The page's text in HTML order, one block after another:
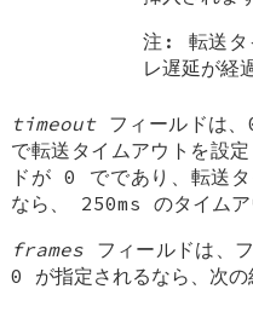
注: 転送タ
レ遅延が経
timeoutフィールドは、
で転送タイムアウトを
ドが 0 でであり、転送タ
なら、 250ms のタイムア
frames フィールドは、
0 が指定されるなら、次